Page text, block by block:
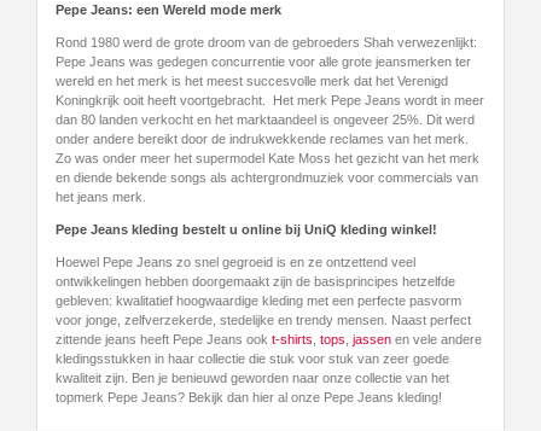
Pepe Jeans: een Wereld mode merk
Rond 1980 werd de grote droom van de gebroeders Shah verwezenlijkt:
Pepe Jeans was gedegen concurrentie voor alle grote jeansmerken ter
wereld en het merk is het meest succesvolle merk dat het Verenigd
Koningkrijk ooit heeft voortgebracht. Het merk Pepe Jeans wordt in meer
dan 80 landen verkocht en het marktaandeel is ongeveer 25%. Dit werd
onder andere bereikt door de indrukwekkende reclames van het merk.
Zo was onder meer het supermodel Kate Moss het gezicht van het merk
en diende bekende songs als achtergrondmuziek voor commercials van
het jeans merk.
Pepe Jeans kleding bestelt u online bij UniQ kleding winkel!
Hoewel Pepe Jeans zo snel gegroeid is en ze ontzettend veel
ontwikkelingen hebben doorgemaakt zijn de basisprincipes hetzelfde
gebleven: kwalitatief hoogwaardige kleding met een perfecte pasvorm
voor jonge, zelfverzekerde, stedelijke en trendy mensen. Naast perfect
zittende jeans heeft Pepe Jeans ook t-shirts tops jassen en vele andere
kledingsstukken in haar collectie die stuk voor stuk van zeer goede
kwaliteit zijn. Ben je benieuwd geworden naar onze collectie van het
topmerk Pepe Jeans? Bekijk dan hier al onze Pepe Jeans kleding!